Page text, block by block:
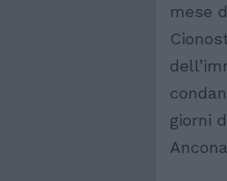
mese
giorni